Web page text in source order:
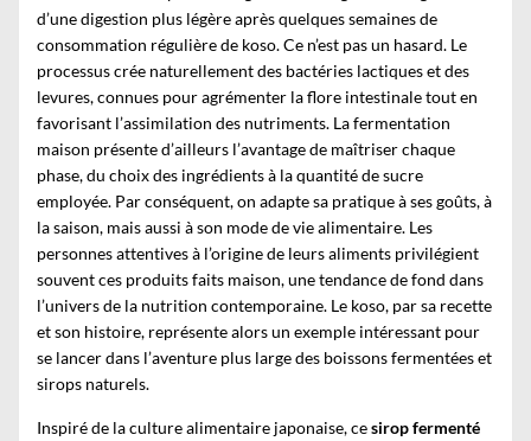
d’une digestion plus légère après quelques semaines de
consommation régulière de koso. Ce n’est pas un hasard. Le
processus crée naturellement des bactéries lactiques et des
levures, connues pour agrémenter la flore intestinale tout en
favorisant l’assimilation des nutriments. La fermentation
maison présente d’ailleurs l’avantage de maîtriser chaque
phase, du choix des ingrédients à la quantité de sucre
employée. Par conséquent, on adapte sa pratique à ses goûts, à
la saison, mais aussi à son mode de vie alimentaire. Les
personnes attentives à l’origine de leurs aliments privilégient
souvent ces produits faits maison, une tendance de fond dans
l’univers de la nutrition contemporaine. Le koso, par sa recette
et son histoire, représente alors un exemple intéressant pour
se lancer dans l’aventure plus large des boissons fermentées et
sirops naturels.
Inspiré de la culture alimentaire japonaise, cesirop fermenté